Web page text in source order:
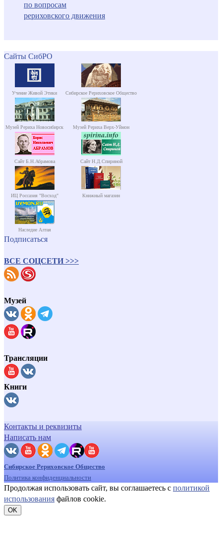
по вопросам
рериховского движения
Сайты СибРО
Учение Живой Этики Сибирское Рериховское Общество
Музей Рериха Новосибирск Музей Рериха Верх-Уймон
Сайт Б.Н.Абрамова Сайт Н.Д.Спириной
ИЦ Россазия "Восход" Книжный магазин
Наследие Алтая
Подписаться
ВСЕ СОЦСЕТИ >>>
Музей
Трансляции
Книги
Контакты и реквизиты
Написать нам
Сибирское Рериховское Общество
Политика конфиденциальности
Продолжая использовать сайт, вы соглашаетесь с политикой
использования файлов cookie.
OK